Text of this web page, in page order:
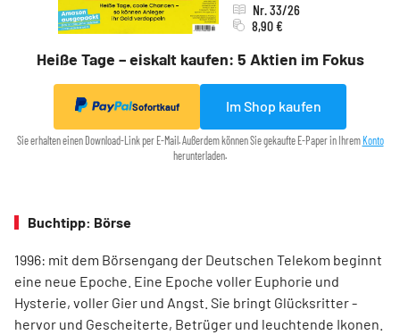
Heiße Tage – eiskalt kaufen: 5 Aktien im Fokus
Nr. 33/26
8,90 €
Sofortkauf Im Shop kaufen
Sie erhalten einen Download-Link per E-Mail. Außerdem können Sie gekaufte E-Paper in IhremKonto
herunterladen.
Buchtipp: Börse
1996: mit dem ­Börsen­­gang der Deutschen Telekom ­beginnt
eine neue ­Epoche. Eine Epoche voller ­Euphorie und
Hysterie, ­voller Gier und Angst. Sie bringt Glücksritter ­
hervor und ­Gescheiterte, ­Betrüger und leuchtende Ikonen.